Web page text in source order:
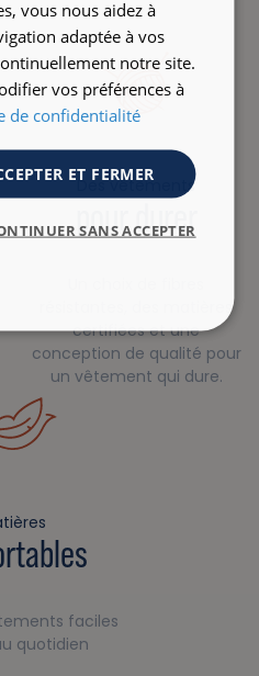
Des vêtements
pour durer
résistantes, des matières
certifiées et une
conception de qualité pour
un vêtement qui dure.
faciles
quotidien
vous nous aidez à
adaptée à vos
notre site.
vos préférences à
de confidentialité
ET FERMER
SANS ACCEPTER